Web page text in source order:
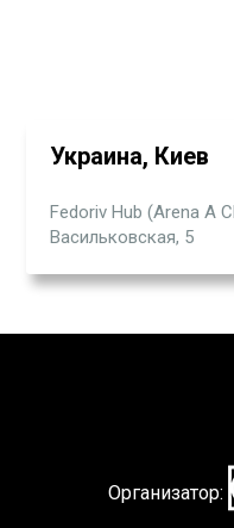
Украина, Киев
Fedoriv Hub (Arena A
Васильковская, 5
Организатор: